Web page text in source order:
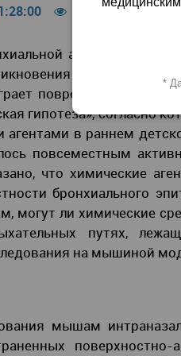
0
астмы могут
астмы
повреждение
гипотеза», согласно
в раннем
повсеместным
что химические
бронхиального
могут ли химические
путях,
на мышиной
мышам
*